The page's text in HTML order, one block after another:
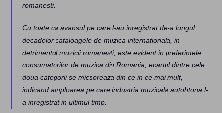
romanesti.
Cu toate ca avansul pe care l-au inregistrat de-a lungul
decadelor cataloagele de muzica internationala, in
detrimentul muzicii romanesti, este evident in preferintele
consumatorilor de muzica din Romania, ecartul dintre cele
doua categorii se micsoreaza din ce in ce mai mult,
indicand amploarea pe care industria muzicala autohtona l-
a inregistrat in ultimul timp.